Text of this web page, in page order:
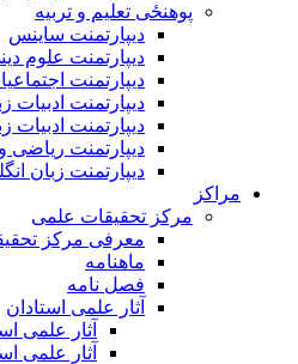
پوهنځی تعلیم و تربیه
دیپارتمنت ساینس
دیپارتمنت علوم
دیپارتمنت
دیپارتمنت ادبیات
دیپارتمنت ادبیات
دیپارتمنت ریاضی
دیپارتمنت زبان
مراکز
مرکز تحقیقات علمی
معرفی مرکز
ماهنامه
فصل نامه
آثار علمی استادان
آثار علمی
آثار علمی